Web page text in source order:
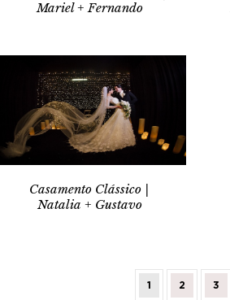
Mariel + Fernando
Casamento Clássico |
Natalia + Gustavo
1 2 3